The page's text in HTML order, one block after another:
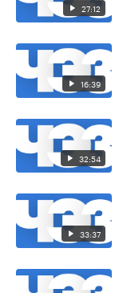
27:12
16:39
32:54
33:37